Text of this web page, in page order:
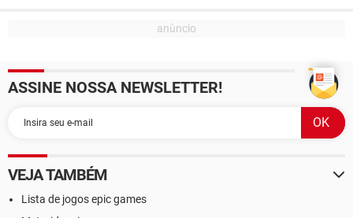
ASSINE NOSSA NEWSLETTER!
VEJA TAMBÉM
Lista de jogos epic games